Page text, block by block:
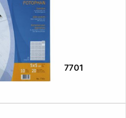
Herma Slide pockets 5x5 10 sheets clear 7701